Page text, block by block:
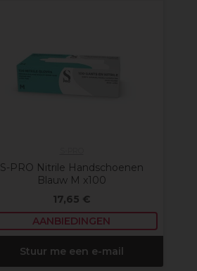
S-PRO Nitrile Handschoenen
Blauw M x100
17,65 €
AANBIEDINGEN
Stuur me een e-mail